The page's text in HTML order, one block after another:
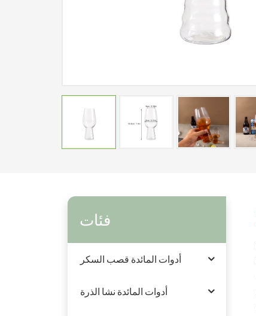
فئات
أدوات المائدة قصب السكر
أدوات المائدة نشا الذرة